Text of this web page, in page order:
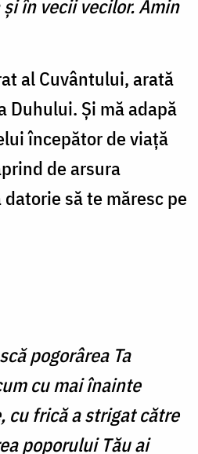
în vecii vecilor. Amin
al Cuvântului, arată
Duhului. Şi mă adapă
începător de viaţă
de arsura
să te măresc pe
pogorârea Ta
cu mai înainte
cu frică a strigat către
poporului Tău ai